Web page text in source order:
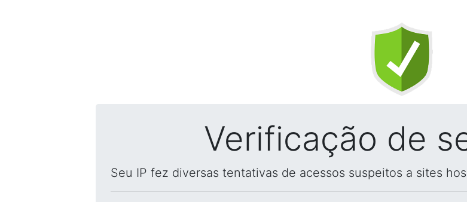
Verificação de
Seu IP fez diversas tentativas de acessos suspeitos a sites